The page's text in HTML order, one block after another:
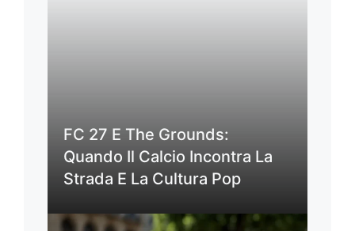
FC 27 E The Grounds:
Quando Il Calcio Incontra La
Strada E La Cultura Pop